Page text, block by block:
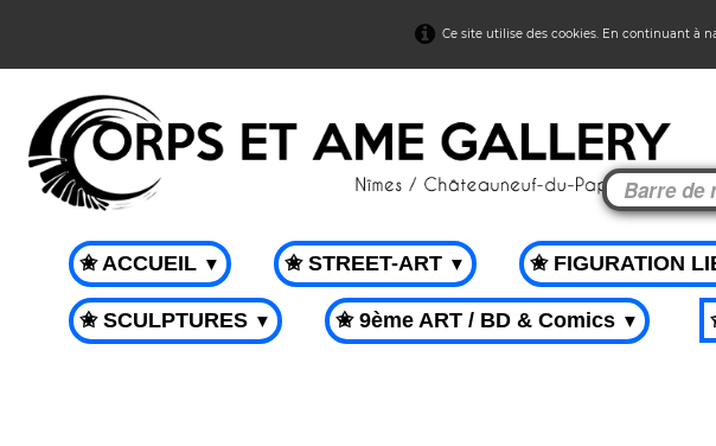
Ce site utilise des cookies. En continuant à
✬ ACCUEIL ▼ ✬ STREET-ART ▼ ✬ FIGURATION
✬ SCULPTURES ▼ ✬ 9ème ART / BD & Comics ▼